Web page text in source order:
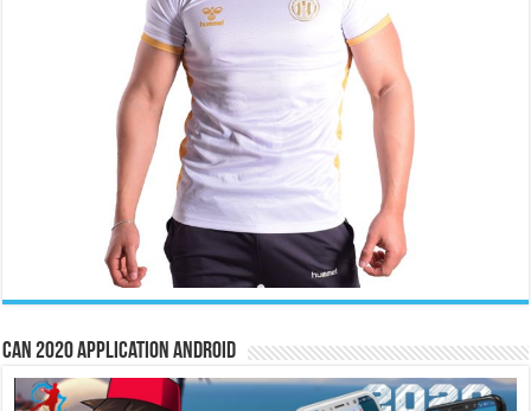
CAN 2020 Application Android